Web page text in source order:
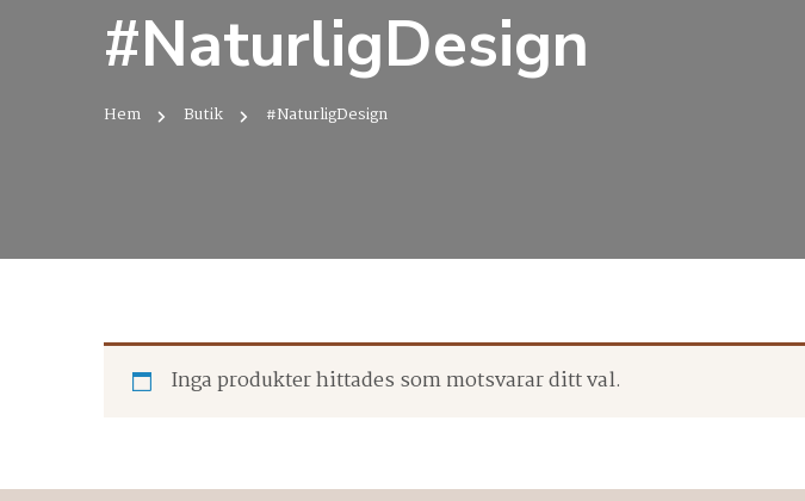
#NaturligDesign
Hem Butik #NaturligDesign
Inga produkter hittades som motsvarar ditt val.